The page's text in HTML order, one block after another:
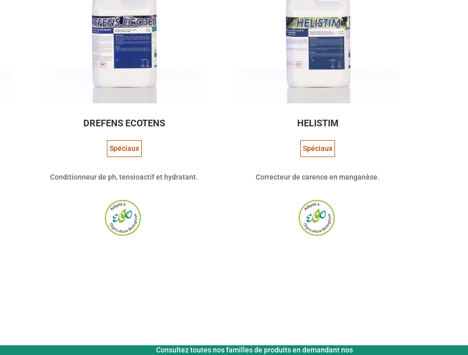
DREFENS ECOTENS
Spéciaux
Conditionneur de ph, tensioactif et hydratant.
HELISTIM
Spéciaux
Correcteur de carence en manganèse.
Consultez toutes nos familles de produits en demandant nos